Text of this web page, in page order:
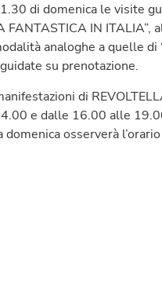
di domenica le visite
FANTASTICA IN
analoghe a quelle di
su prenotazione.
di
e dalle 16.00 alle
osserverà